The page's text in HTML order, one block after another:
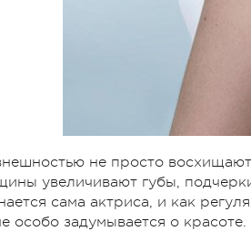
не просто
увеличивают губы,
сама актриса, и как
особо задумывается о